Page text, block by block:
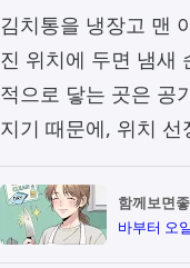
김치통을 냉장고 맨
진 위치에 두면 냄새
적으로 닿는 곳은 공
지기 때문에, 위치
함께보면
바부터 오